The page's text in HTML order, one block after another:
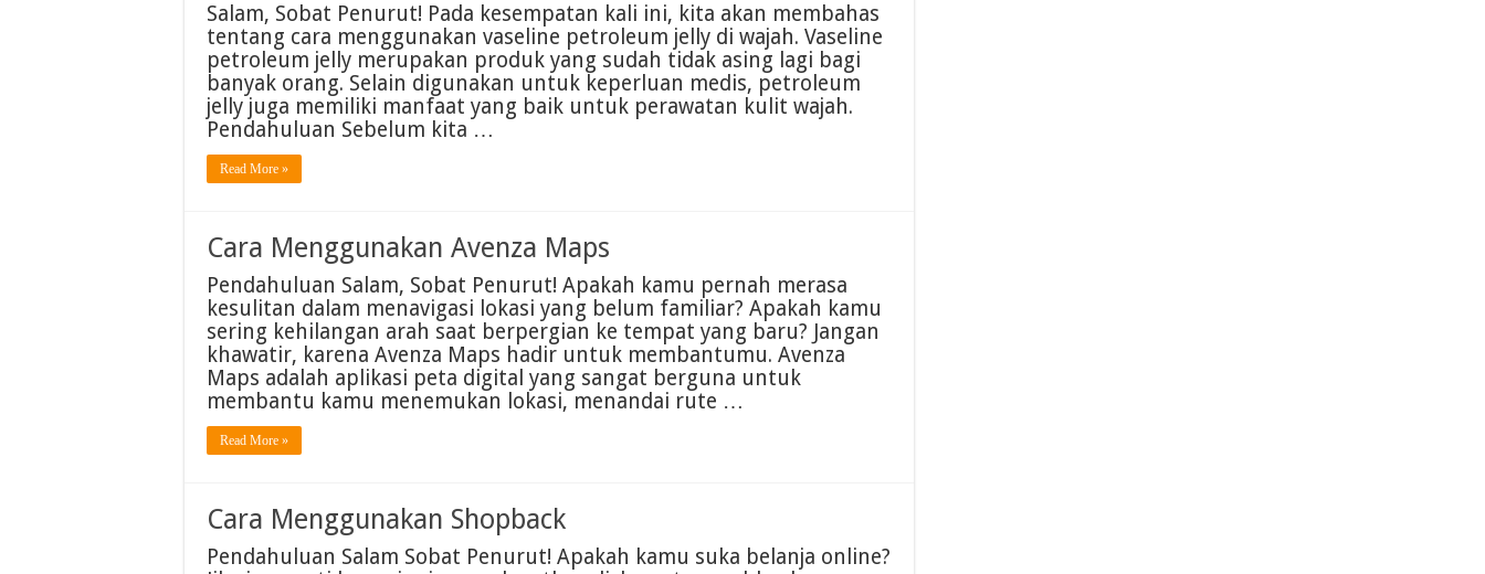
Salam, Sobat Penurut! Pada kesempatan kali ini, kita akan membahas
tentang cara menggunakan vaseline petroleum jelly di wajah. Vaseline
petroleum jelly merupakan produk yang sudah tidak asing lagi bagi
banyak orang. Selain digunakan untuk keperluan medis, petroleum
jelly juga memiliki manfaat yang baik untuk perawatan kulit wajah.
Pendahuluan Sebelum kita …
Read More »
Cara Menggunakan Avenza Maps
Pendahuluan Salam, Sobat Penurut! Apakah kamu pernah merasa
kesulitan dalam menavigasi lokasi yang belum familiar? Apakah kamu
sering kehilangan arah saat berpergian ke tempat yang baru? Jangan
khawatir, karena Avenza Maps hadir untuk membantumu. Avenza
Maps adalah aplikasi peta digital yang sangat berguna untuk
membantu kamu menemukan lokasi, menandai rute …
Read More »
Cara Menggunakan Shopback
Pendahuluan Salam Sobat Penurut! Apakah kamu suka belanja online?